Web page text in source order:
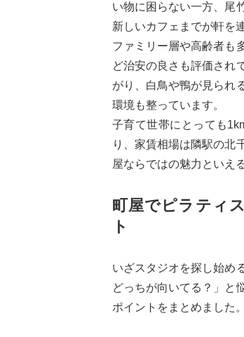
い物に困らない一方、尾
新しいカフェまでが軒を
ファミリー層や高齢者も
ど治安の良さも評価され
がり、白鳥や鴨が見られ
環境も整っています。
子育て世帯にとっても
り、家賃相場は隣駅の北
屋ならではの魅力といえ
町屋でピラティ
ト
いざスタジオを探し始め
どっちが向いてる？」と
ポイントをまとめました。